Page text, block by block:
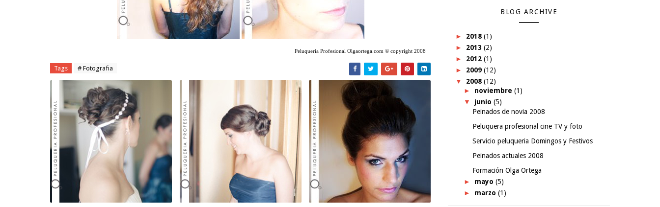
Peluqueria ProfesionalOlgaortega.com © copyright2008
Tags # Fotografia
BLOG ARCHIVE
► 2018 (1)
► 2013 (2)
► 2012 (1)
► 2009 (12)
▼ 2008 (12)
► noviembre (1)
▼ junio (5)
Peinados de novia 2008
Peluquera profesional cine TV y foto
Servicio peluqueria Domingos y Festivos
Peinados actuales 2008
Formación Olga Ortega
► mayo (5)
► marzo (1)